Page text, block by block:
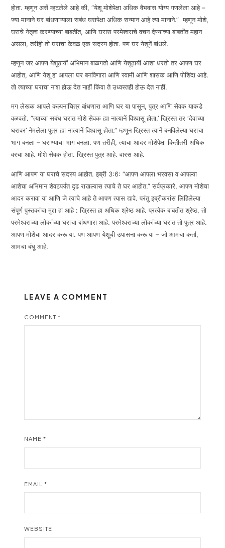
होता. म्हणून असें म्हटलेले आहे की, “येशू मोशेपेक्षा अधिक वैभवास योग्य गणलेला आहे –
ज्या मानाने घर बांधणाऱ्याला सबंध घरापेक्षा अधिक सन्मान आहे त्या मानाने.” म्हणून मोशे,
घराचे नेतृत्व करण्याच्या बाबतींत, आणि घरास परमेश्वराचे वचन देण्याच्या बाबतींत महान
असला, तरीही तो घराचा केवळ एक सदस्य होता. पण घर येशूनें बांधले.
म्हणून जर आपण येशूठायीं अभिमान बाळगतो आणि येशूठायीं आशा धरतो तर आपण घर
आहोत, आणि येशू हा आपला घर बनविणारा आणि स्वामी आणि शासक आणि पोशिंदा आहे.
तो त्याच्या घराचा नाश होऊ देत नाहीं किंवा ते उध्वस्तही होऊ देत नाहीं.
मग लेखक आपले कल्पनाचित्र बांधणारा आणि घर या पासून, पुत्र आणि सेवक याकडे
वळवतो. ”त्याच्या सबंध घरात मोशे सेवक ह्या नात्यानें विश्वासू होता.’ ख्रिस्त तर ‘देवाच्या
घरावर’ नेमलेला पुत्र ह्या नात्यानें विश्वासू होता.” म्हणून ख्रिस्त त्यानें बनविलेल्या घराचा
भाग बनला – घराण्याचा भाग बनला. पण तरीही, त्याचा आदर मोशेपेक्षा कितीतरी अधिक
वरचा आहे. मोशे सेवक होता. ख्रिस्त पुत्र आहे. वारस आहे.
आणि आपण या घराचे सदस्य आहोत. इब्री 3:6: “आपण आपला भरवसा व आपल्या
आशेचा अभिमान शेवटपर्यंत दृढ राखल्यास त्याचे ते घर आहोत.” सर्वप्रकारे, आपण मोशेचा
आदर करावा या आणि जे त्याचे आहे ते आपण त्यास द्यावे. परंतु इब्रीकरांस लिहिलेल्या
संपूर्ण पुस्तकांचा मुद्दा हा आहे : ख्रिस्त हा अधिक श्रेष्ठ आहे. प्रत्येक बाबतीत श्रेष्ठ. तो
परमेश्वराच्या लोकांच्या घराचा बांधणारा आहे. परमेश्वराच्या लोकांच्या घरात तो पुत्र आहे.
आपण मोशेचा आदर करू या. पण आपण येशूची उपासना करू या – जो आमचा कर्ता,
आमचा बंधू आहे.
LEAVE A COMMENT
COMMENT*
NAME*
EMAIL*
WEBSITE